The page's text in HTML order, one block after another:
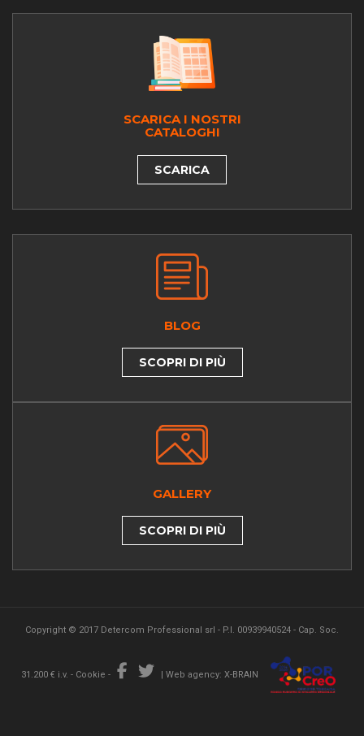
SCARICA I NOSTRI
CATALOGHI
SCARICA
BLOG
SCOPRI DI PIÙ
GALLERY
SCOPRI DI PIÙ
Copyright © 2017 Detercom Professional srl - P.I. 00939940524 - Cap. Soc.
31.200 € i.v. - Cookie - | Web agency: X-BRAIN